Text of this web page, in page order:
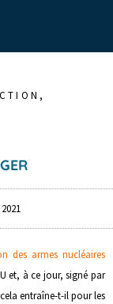
,
des armes nucléaires
et, à ce jour, signé par
entraîne-t-il pour les